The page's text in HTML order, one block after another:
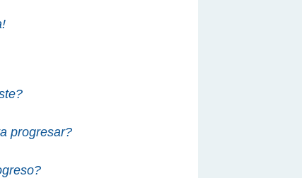
!
progresar?